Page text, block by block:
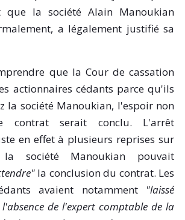
que la société Alain Manoukian
a légalement justifié sa
que la Cour de cassation
actionnaires cédants parce qu'ils
la société Manoukian, l'espoir non
contrat serait conclu. L'arrêt
en effet à plusieurs reprises sur
société Manoukian pouvait
la conclusion du contrat. Les
avaient notamment "laissé
de l'expert comptable de la